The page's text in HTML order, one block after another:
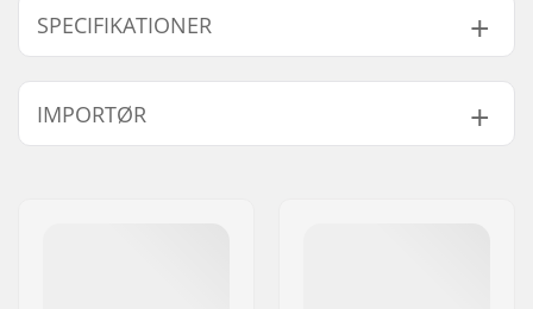
SPECIFIKATIONER
Spindel:
Heat Treated
Platform konkav:
Yes
IMPORTØR